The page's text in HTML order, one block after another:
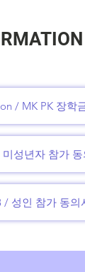
/ MK PK 장학
성년자 참가 동
/ 성인 참가 동의